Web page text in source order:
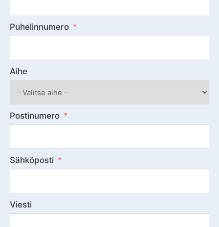
Puhelinnumero
Aihe
Postinumero
Sähköposti
Viesti